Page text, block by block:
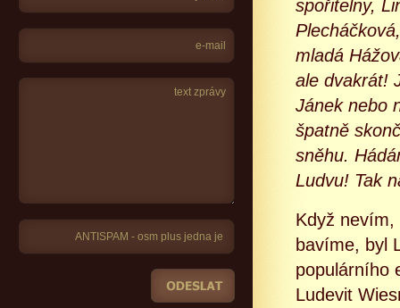
spořitelny,
mladá
ale dvakrát!
Jánek nebo
špatně
sněhu.
Ludvu! Tak
Když nevím,
bavíme, byl
populárního
Ludevit